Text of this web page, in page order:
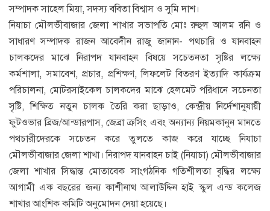
সম্পাদক সাহেল মিয়া, সদস্য ববিতা বিশ্বাস ও সুমি দাশ।
নিযাচা মৌলভীবাজার জেলা শাখার সভাপতি মোঃ রুহুল আলম রনি ও
সাধারণ সম্পাদক রাজন আবেদীন রাজু জানান- পথচারি ও যানবাহন
চালকদের মাঝে নিরাপদ যানবাহন বিষয়ে সচেতনতা সৃষ্টির লক্ষ্যে
কর্মশালা, সমাবেশ, প্রচার, প্রশিক্ষণ, লিফলেট বিতরণ ইত্যাদি কার্যক্রম
পরিচালনা, মোটরসাইকেল চালকদের মাঝে হেলমেট পরিধানে সচেনতা
সৃষ্টি, শিক্ষিত নতুন চালক তৈরি করা ছাড়াও, কেন্দ্রীয় নির্দেশানুযায়ী
ফুটওভার ব্রিজ/আন্ডারপাস, জেব্রা ক্রসিং এবং অন্যান্য নিয়মকানুন মানতে
পথচারীদেরকে সচেতন করে তুলতে কাজ করে যাচ্ছে নিযাচা
মৌলভীবাজার জেলা শাখা। নিরাপদ যানবাহন চাই (নিযাচা) মৌলভীবাজার
জেলা শাখার সিদ্ধান্ত মোতাবেক সাংগঠনিক গতিশীলতা বৃদ্ধির লক্ষ্যে
আগামী এক বছরের জন্য কাশীনাথ আলাউদ্দিন হাই স্কুল এন্ড কলেজ
শাখার আংশিক কমিটি অনুমোদন দেয়া হয়েছে।